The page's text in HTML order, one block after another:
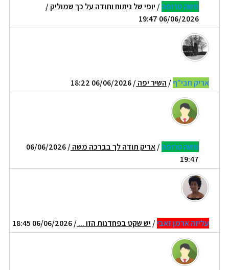
משה טרופה/ יופי של ניתוח ותודה על כך שמוליק/
06/06/2026 19:47
אריק חבי"ף/ השיר יפה/ 06/06/2026 18:22
משה טרופה/אריק תודה לך בברכה משה
/ 06/06/2026
19:47
עליזה ארמן זאבי/ יש שקט בפחדנות הזו .../ 06/06/2026 18:45